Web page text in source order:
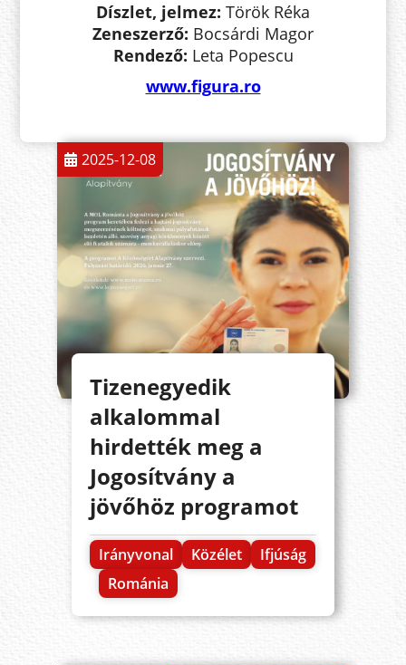
Díszlet, jelmez: Török Réka
Zeneszerző: Bocsárdi Magor
Rendező: Leta Popescu
www.figura.ro
2025-12-08
Tizenegyedik
alkalommal
hirdették meg a
Jogosítvány a
jövőhöz programot
Irányvonal Közélet
Ifjúság
Románia